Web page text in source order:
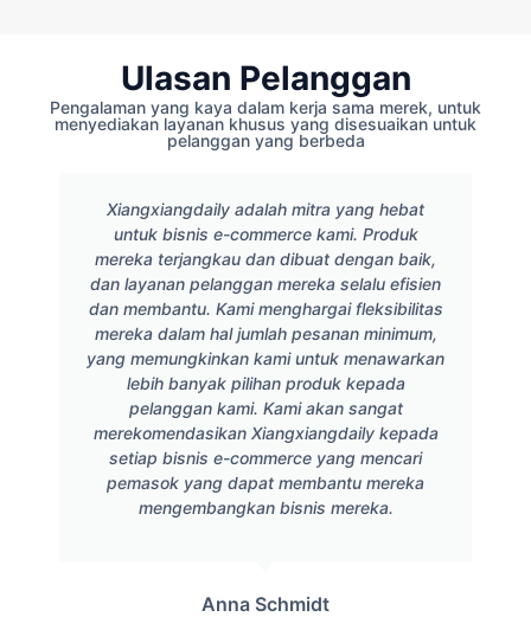
Ulasan Pelanggan
Pengalaman yang kaya dalam kerja sama merek, untuk
menyediakan layanan khusus yang disesuaikan untuk
pelanggan yang berbeda
Xiangxiangdaily adalah mitra yang hebat
untuk bisnis e-commerce kami. Produk
mereka terjangkau dan dibuat dengan baik,
dan layanan pelanggan mereka selalu efisien
dan membantu. Kami menghargai fleksibilitas
mereka dalam hal jumlah pesanan minimum,
yang memungkinkan kami untuk menawarkan
lebih banyak pilihan produk kepada
pelanggan kami. Kami akan sangat
merekomendasikan Xiangxiangdaily kepada
setiap bisnis e-commerce yang mencari
pemasok yang dapat membantu mereka
mengembangkan bisnis mereka.
Anna Schmidt